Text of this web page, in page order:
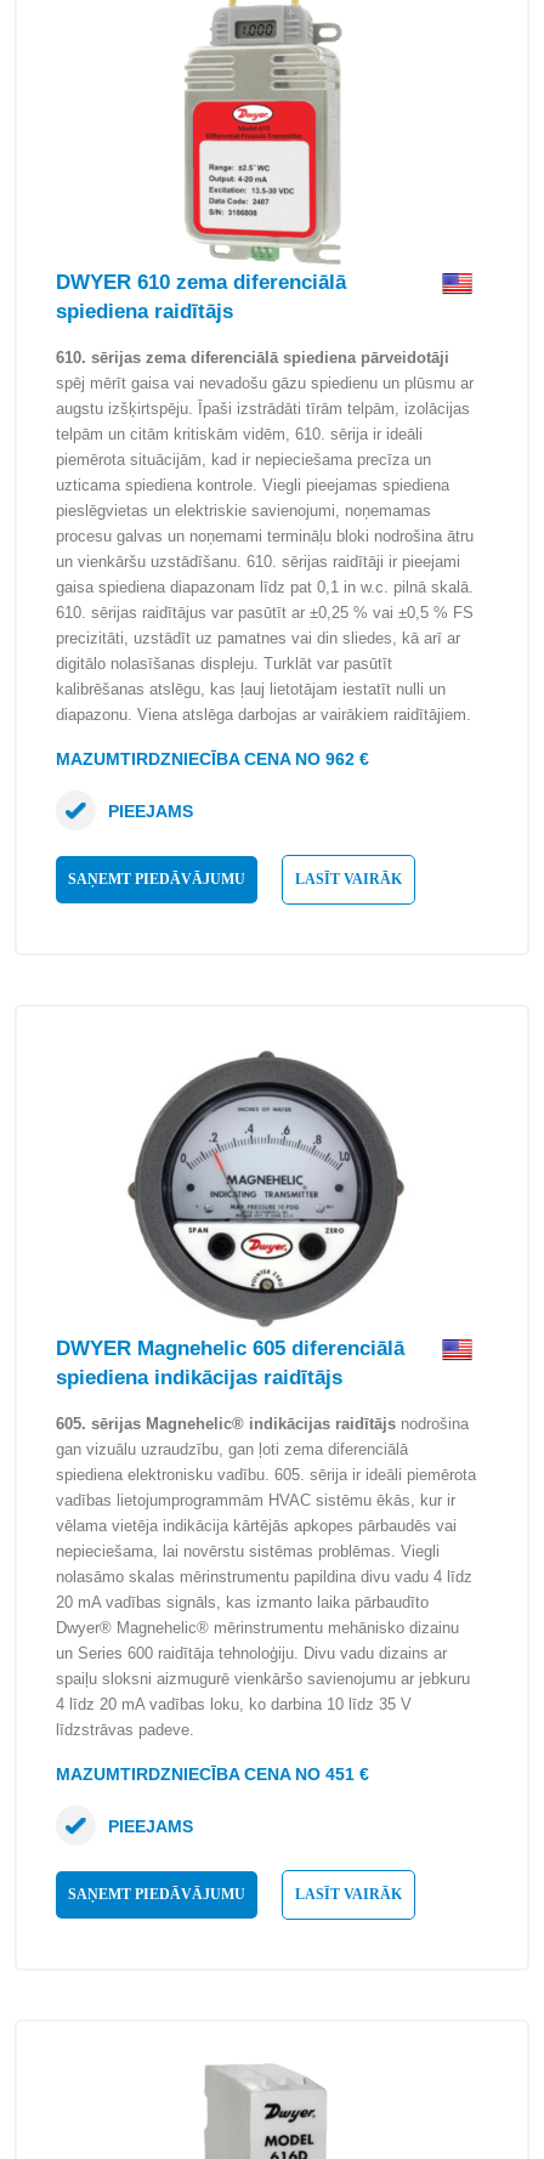
DWYER 610 zema diferenciālā
spiediena raidītājs
610. sērijas zema diferenciālā spiediena pārveidotāji
spēj mērīt gaisa vai nevadošu gāzu spiedienu un plūsmu ar
augstu izšķirtspēju. Īpaši izstrādāti tīrām telpām, izolācijas
telpām un citām kritiskām vidēm, 610. sērija ir ideāli
piemērota situācijām, kad ir nepieciešama precīza un
uzticama spiediena kontrole. Viegli pieejamas spiediena
pieslēgvietas un elektriskie savienojumi, noņemamas
procesu galvas un noņemami termināļu bloki nodrošina ātru
un vienkāršu uzstādīšanu. 610. sērijas raidītāji ir pieejami
gaisa spiediena diapazonam līdz pat 0,1 in w.c. pilnā skalā.
610. sērijas raidītājus var pasūtīt ar ±0,25 % vai ±0,5 % FS
precizitāti, uzstādīt uz pamatnes vai din sliedes, kā arī ar
digitālo nolasīšanas displeju. Turklāt var pasūtīt
kalibrēšanas atslēgu, kas ļauj lietotājam iestatīt nulli un
diapazonu. Viena atslēga darbojas ar vairākiem raidītājiem.
MAZUMTIRDZNIECĪBA CENA NO 962 €
SAŅEMT PIEDĀVĀJUMU LASĪT VAIRĀK
PIEEJAMS
DWYER Magnehelic 605 diferenciālā
spiediena indikācijas raidītājs
605. sērijas Magnehelic® indikācijas raidītājs nodrošina
gan vizuālu uzraudzību, gan ļoti zema diferenciālā
spiediena elektronisku vadību. 605. sērija ir ideāli piemērota
vadības lietojumprogrammām HVAC sistēmu ēkās, kur ir
vēlama vietēja indikācija kārtējās apkopes pārbaudēs vai
nepieciešama, lai novērstu sistēmas problēmas. Viegli
nolasāmo skalas mērinstrumentu papildina divu vadu 4 līdz
20 mA vadības signāls, kas izmanto laika pārbaudīto
Dwyer® Magnehelic® mērinstrumentu mehānisko dizainu
un Series 600 raidītāja tehnoloģiju. Divu vadu dizains ar
spaiļu sloksni aizmugurē vienkāršo savienojumu ar jebkuru
4 līdz 20 mA vadības loku, ko darbina 10 līdz 35 V
līdzstrāvas padeve.
MAZUMTIRDZNIECĪBA CENA NO 451 €
SAŅEMT PIEDĀVĀJUMU LASĪT VAIRĀK
PIEEJAMS